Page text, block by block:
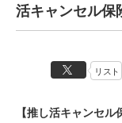
活キャンセル保
リスト
【推し活キャンセル